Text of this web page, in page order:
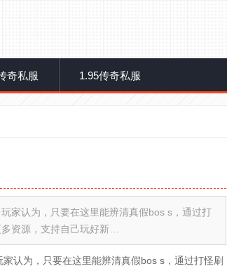
奇私服 1.95传奇私服
家认为，只要在这里能辨清真假bos s，通过打
资源，支持自己玩好新…
认为，只要在这里能辨清真假bos s，通过打怪刷